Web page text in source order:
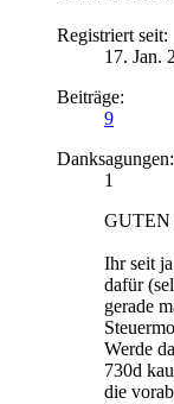
Registriert seit:
17. Jan.
Beiträge:
9
Danksagungen:
1
GUTEN
Ihr seit
dafür
gerade
Werde
730d
die